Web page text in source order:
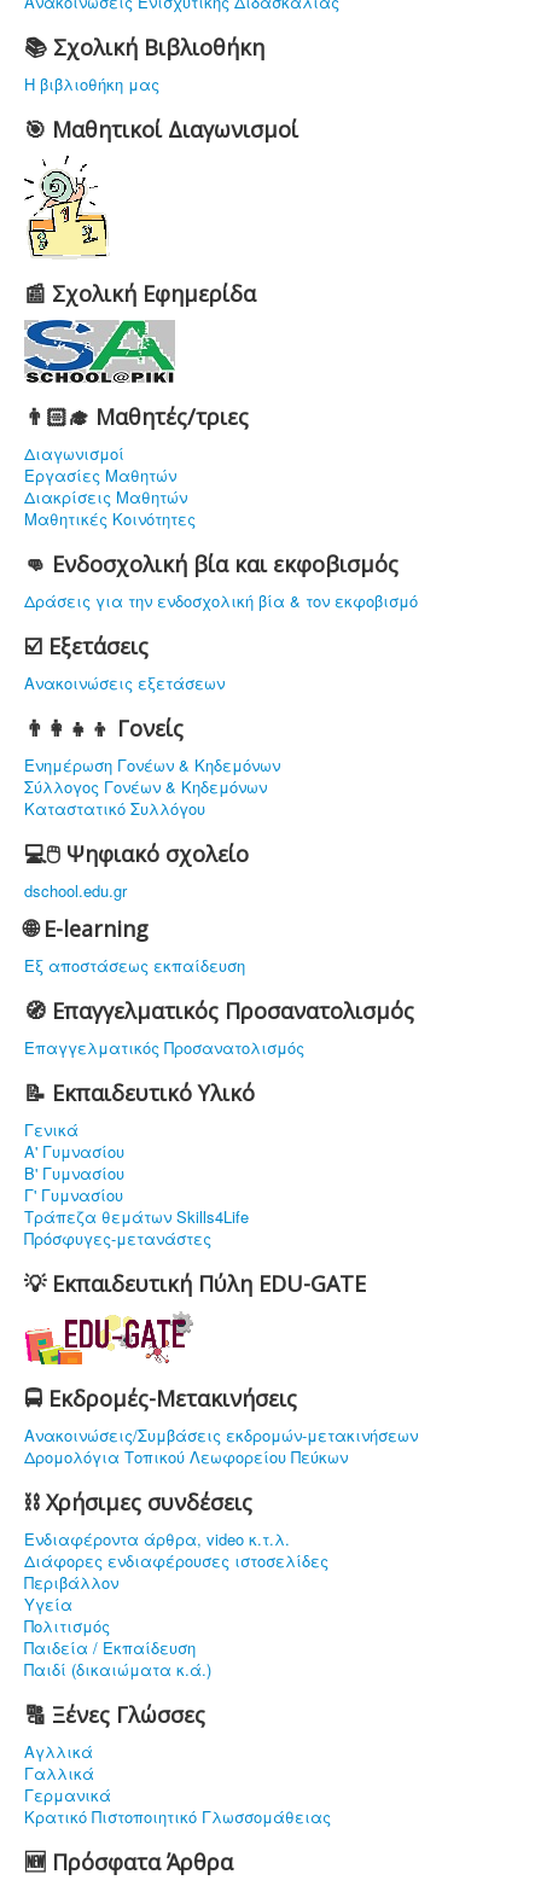
📚 Σχολική Βιβλιοθήκη
Η βιβλιοθήκη μας
🎯 Μαθητικοί Διαγωνισμοί
📰 Σχολική Εφημερίδα
👨🏻‍🎓 Μαθητές/τριες
Διαγωνισμοί
Εργασίες Μαθητών
Διακρίσεις Μαθητών
Μαθητικές Κοινότητες
👊 Ενδοσχολική βία και εκφοβισμός
Δράσεις για την ενδοσχολική βία & τον εκφοβισμό
☑️ Εξετάσεις
Ανακοινώσεις εξετάσεων
👨‍👩‍👧‍👦 Γονείς
Ενημέρωση Γονέων & Κηδεμόνων
Σύλλογος Γονέων & Κηδεμόνων
Καταστατικό Συλλόγου
💻🖱️ Ψηφιακό σχολείο
dschool.edu.gr
🌐 E-learning
Εξ αποστάσεως εκπαίδευση
🧭 Επαγγελματικός Προσανατολισμός
Επαγγελματικός Προσανατολισμός
📝 Εκπαιδευτικό Υλικό
Γενικά
Α' Γυμνασίου
Β' Γυμνασίου
Γ' Γυμνασίου
Τράπεζα θεμάτων Skills4Life
Πρόσφυγες-μετανάστες
💡 Εκπαιδευτική Πύλη EDU-GATE
🚍 Εκδρομές-Μετακινήσεις
Ανακοινώσεις/Συμβάσεις εκδρομών-μετακινήσεων
Δρομολόγια Τοπικού Λεωφορείου Πεύκων
⛓ Χρήσιμες συνδέσεις
Ενδιαφέρoντα άρθρα, video κ.τ.λ.
Διάφορες ενδιαφέρουσες ιστοσελίδες
Περιβάλλον
Υγεία
Πολιτισμός
Παιδεία / Εκπαίδευση
Παιδί (δικαιώματα κ.ά.)
🔠 Ξένες Γλώσσες
Αγλλικά
Γαλλικά
Γερμανικά
Κρατικό Πιστοποιητικό Γλωσσομάθειας
🆕 Πρόσφατα Άρθρα